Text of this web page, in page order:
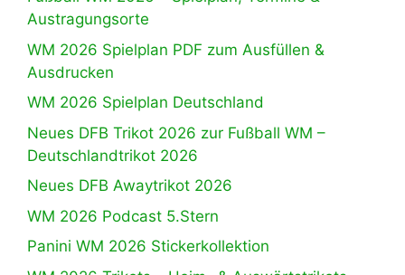
Austragungsorte
WM 2026 Spielplan PDF zum Ausfüllen &
Ausdrucken
WM 2026 Spielplan Deutschland
Neues DFB Trikot 2026 zur Fußball WM –
Deutschlandtrikot 2026
Neues DFB Awaytrikot 2026
WM 2026 Podcast 5.Stern
Panini WM 2026 Stickerkollektion